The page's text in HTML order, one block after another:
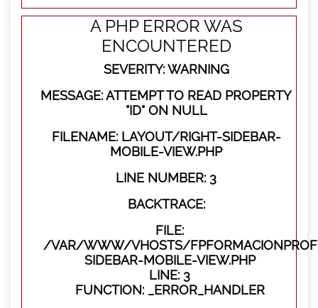
A PHP ERROR WAS
ENCOUNTERED
SEVERITY: WARNING
MESSAGE: ATTEMPT TO READ PROPERTY
"ID" ON NULL
FILENAME: LAYOUT/RIGHT-SIDEBAR-
MOBILE-VIEW.PHP
LINE NUMBER: 3
BACKTRACE:
FILE:
/VAR/WWW/VHOSTS/
SIDEBAR-MOBILE-VIEW.PHP
LINE: 3
FUNCTION: _ERROR_HANDLER